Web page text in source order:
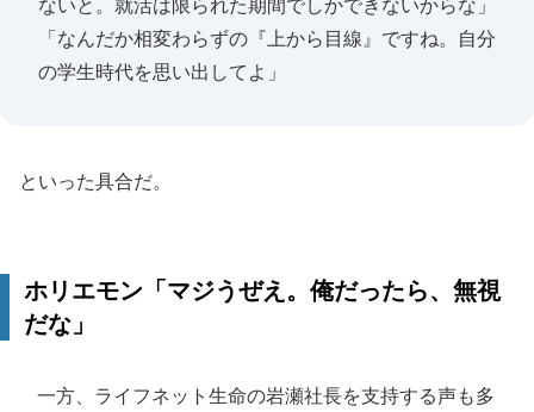
ないと。就活は限られた期間でしかできないからな」
「なんだか相変わらずの『上から目線』ですね。自分
の学生時代を思い出してよ」
といった具合だ。
ホリエモン「マジうぜえ。俺だったら、無視
だな」
一方、ライフネット生命の岩瀬社長を支持する声も多